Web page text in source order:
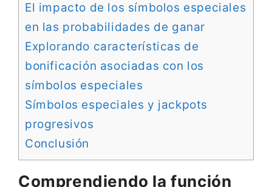
El impacto de los símbolos especiales
en las probabilidades de ganar
Explorando características de
bonificación asociadas con los
símbolos especiales
Símbolos especiales y jackpots
progresivos
Conclusión
Comprendiendo la función